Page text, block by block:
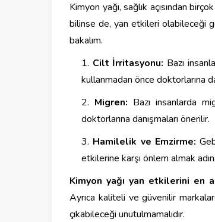
Kimyon yağı, sağlık açısından
bilinse de, yan etkileri olabileceği
bakalım.
Cilt İrritasyonu: Bazı
kullanmadan önce doktorlarına
Migren: Bazı insanlarda
doktorlarına danışmaları önerilir.
Hamilelik ve Emzirme:
etkilerine karşı önlem almak
Kimyon yağı yan etkilerini en
Ayrıca kaliteli ve güvenilir
çıkabileceği unutulmamalıdır.